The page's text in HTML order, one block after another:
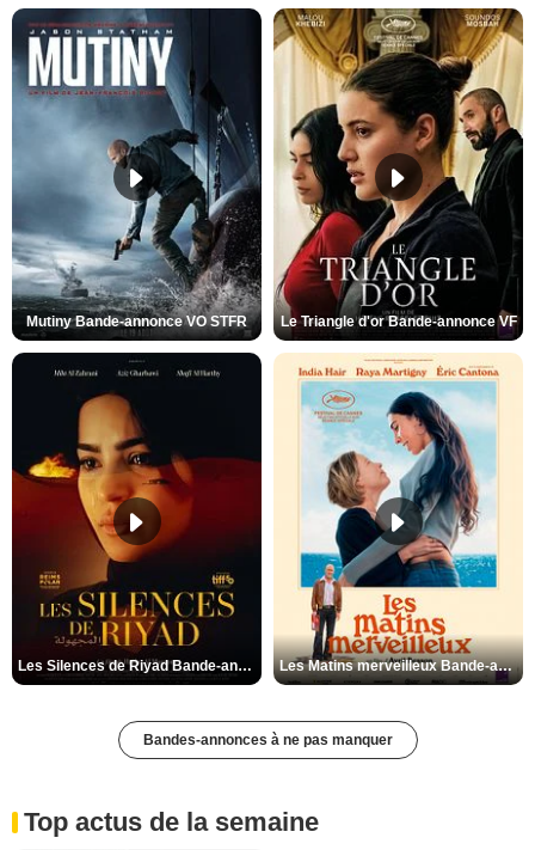
Mutiny Bande-annonce VO STFR Le Triangle d'or Bande-annonce VF
Les Silences de Riyad Bande-annonce VO STFR Les Matins merveilleux Bande-annonce VF
Bandes-annonces à ne pas manquer
Top actus de la semaine